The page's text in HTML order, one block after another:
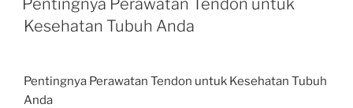
Kesehatan Tubuh Anda
Pentingnya Perawatan Tendon untuk Kesehatan Tubuh
Anda